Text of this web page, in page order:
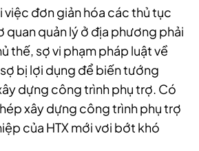
việc đơn giản hóa các thủ tục
quan quản lý ở địa phương phải
thế, sợ vi phạm pháp luật về
bị lợi dụng để biến tướng
dựng công trình phụ trợ. Có
xây dựng công trình phụ trợ
của HTX mới vơi bớt khó